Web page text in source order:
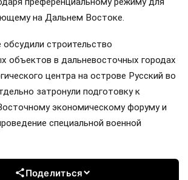
на Дальнем Востоке.
обсудили строительство
объектов в дальневосточных городах
центра на острове Русский во
затронули подготовку к
экономическому форуму и
специальной военной
Поделиться